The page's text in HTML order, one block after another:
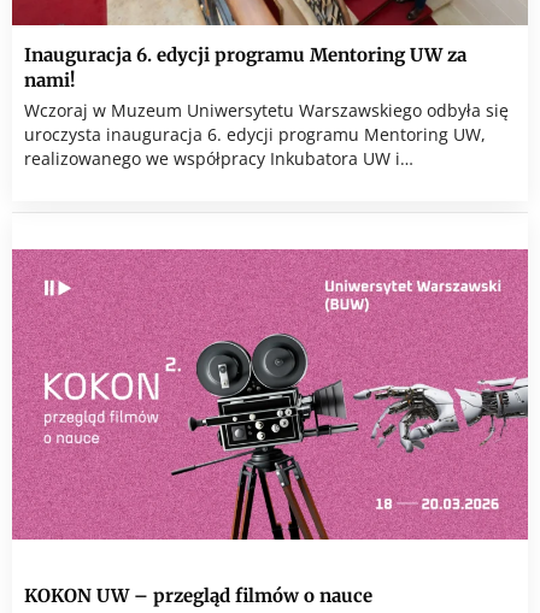
Inauguracja 6. edycji programu Mentoring UW za
nami!
Wczoraj w Muzeum Uniwersytetu Warszawskiego odbyła się
uroczysta inauguracja 6. edycji programu Mentoring UW,
realizowanego we współpracy Inkubatora UW i…
KOKON UW – przegląd filmów o nauce